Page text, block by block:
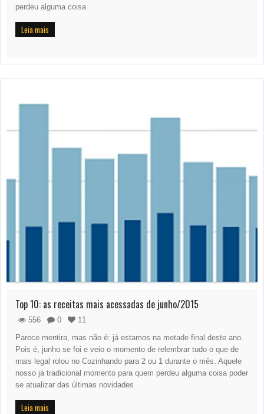
perdeu alguma coisa
Leia mais
Top 10: as receitas mais acessadas de junho/2015
556 0
11
Parece mentira, mas não é: já estamos na metade final deste ano.
Pois é, junho se foi e veio o momento de relembrar tudo o que de
mais legal rolou no Cozinhando para 2 ou 1 durante o mês. Aquele
nosso já tradicional momento para quem perdeu alguma coisa poder
se atualizar das últimas novidades
Leia mais